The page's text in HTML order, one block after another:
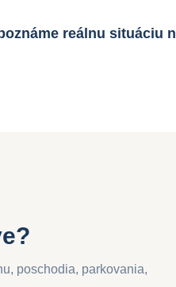
reálnu situáciu
poschodia, parkovania,